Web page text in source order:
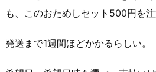
も、このおためしセット500円を注
発送まで1週間ほどかかるらしい。